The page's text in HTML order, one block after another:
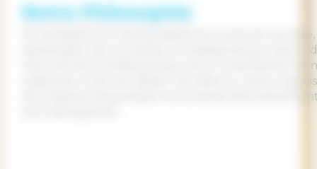
Notre Philosophie
développer de nouvelles connaissances au travers
l’écoute sont fondamentaux pour le
s’adonner à l’art du débat. Par ailleurs, notre
de la liberté d’expression et propose des